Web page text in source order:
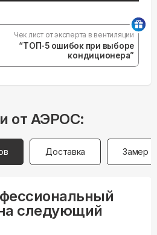
Чек лист от эксперта в вентиляции
“ТОП-5 ошибок при выборе
кондиционера”
от АЭРОС:
Доставка Замер
следующий